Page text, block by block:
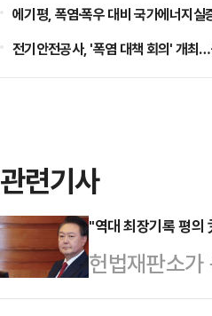
에기평, 폭염·폭우 대비 국가에너지실
전기안전공사, '폭염 대책 회의' 개최
관련기사
"역대 최장기록 평
헌법재판소
시로 지정하